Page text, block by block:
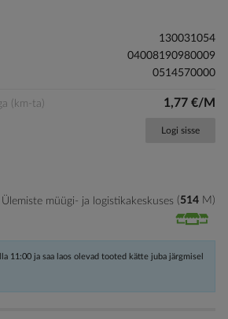
130031054
04008190980009
0514570000
(km-ta) 1,77 €/M
Logi sisse
Ülemiste müügi- ja logistikakeskuses 514 M
11:00 ja saa laos olevad tooted kätte juba järgmisel